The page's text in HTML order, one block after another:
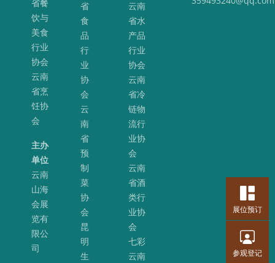
省餐
饮与
美食
行业
协会
云南
省烹
饪协
会
主办
单位
云南
山海
会展
览有
限公
司
省
食
品
行
业
协
会
云
南
省
预
制
菜
协
会
昆
明
生
云南
省水
产品
行业
协会
云南
省冷
链物
流行
业协
会
云南
省酒
类行
业协
会
七彩
云南
展位预订
参观登记